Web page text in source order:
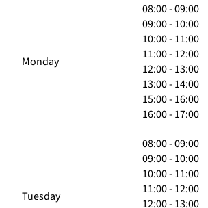
Monday
08:00 - 09:00
09:00 - 10:00
10:00 - 11:00
11:00 - 12:00
12:00 - 13:00
13:00 - 14:00
15:00 - 16:00
16:00 - 17:00
Tuesday
08:00 - 09:00
09:00 - 10:00
10:00 - 11:00
11:00 - 12:00
12:00 - 13:00